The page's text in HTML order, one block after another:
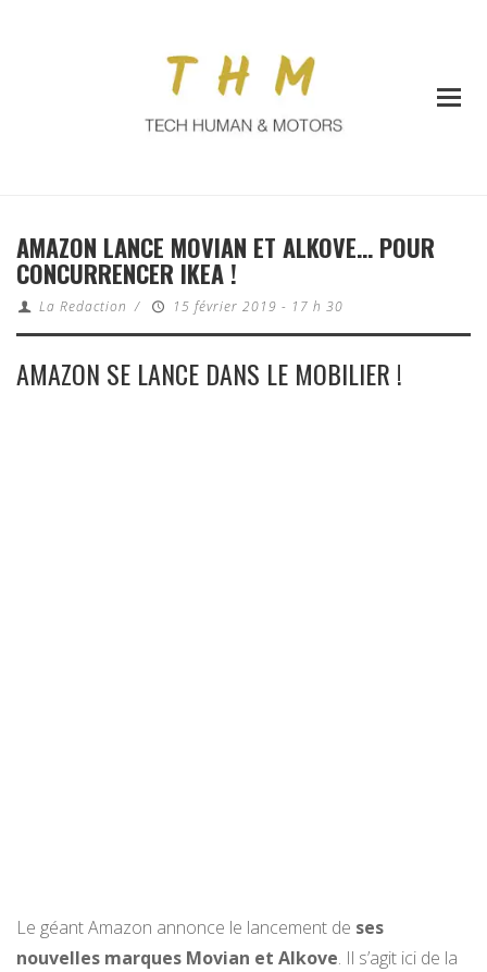
AMAZON LANCE MOVIAN ET ALKOVE… POUR
CONCURRENCER IKEA !
La Redaction / 15 février 2019 - 17 h 30
AMAZON SE LANCE DANS LE MOBILIER !
Le géant Amazon annonce le lancement de ses
nouvelles marques Movian et Alkove. Il s’agit ici de la